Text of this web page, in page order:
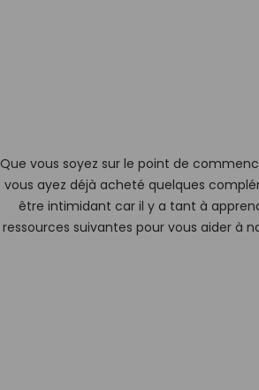
Que vous soyez sur le point de
vous ayez déjà acheté quelques
être intimidant car il y a tant à
ressources suivantes pour vous aider à